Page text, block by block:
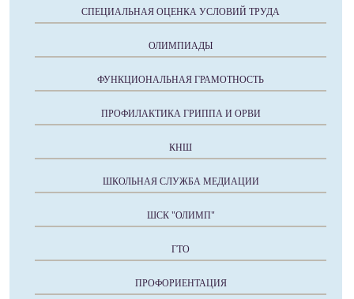
СПЕЦИАЛЬНАЯ ОЦЕНКА УСЛОВИЙ ТРУДА
ОЛИМПИАДЫ
ФУНКЦИОНАЛЬНАЯ ГРАМОТНОСТЬ
ПРОФИЛАКТИКА ГРИППА И ОРВИ
КНШ
ШКОЛЬНАЯ СЛУЖБА МЕДИАЦИИ
ШСК "ОЛИМП"
ГТО
ПРОФОРИЕНТАЦИЯ